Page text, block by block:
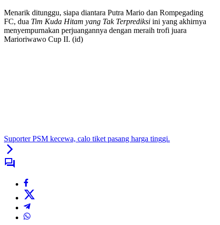
Menarik ditunggu, siapa diantara Putra Mario dan Rompegading
FC, dua Tim Kuda Hitam yang Tak Terprediksi ini yang akhirnya
menyempurnakan perjuangannya dengan meraih trofi juara
Marioriwawo Cup II. (id)
Suporter PSM kecewa, calo tiket pasang harga tinggi.